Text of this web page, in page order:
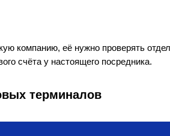
компанию, её нужно проверять
счёта у настоящего посредника.
терминалов